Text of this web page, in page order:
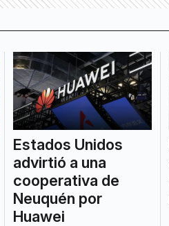
Estados Unidos
advirtió a una
cooperativa de
Neuquén por
Huawei